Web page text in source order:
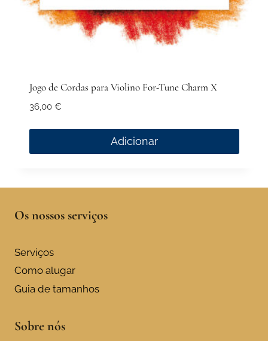
Jogo de Cordas para Violino For-Tune Charm X
36,00 €
Adicionar
Os nossos serviços
Serviços
Como alugar
Guia de tamanhos
Sobre nós